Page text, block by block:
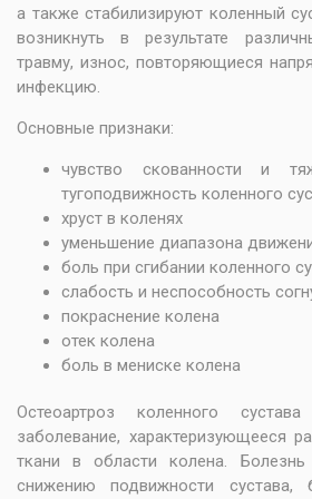
а также стабилизируют коленный
возникнуть в результате
травму, износ, повторяющиеся
инфекцию.
Основные признаки:
чувство скованности и
тугоподвижность коленного
хруст в коленях
уменьшение диапазона
боль при сгибании коленного
слабость и неспособность
покраснение колена
отек колена
боль в мениске колена
Остеоартроз коленного
заболевание, характеризующееся
ткани в области колена.
снижению подвижности